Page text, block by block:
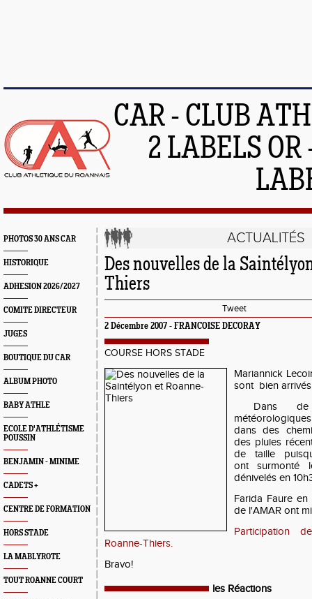
CAR - CLUB
2 LABELS
PHOTOS 30 ANS CAR
HISTORIQUE
ADHESION 2026/2027
COMITE DIRECTEUR
JUGES
BOUTIQUE DU CAR
ALBUM PHOTO
BABY ATHLE
ECOLE D'ATHLÉTISME
POUSSIN
BENJAMIN - MINIME
CADETS +
CENTRE DE FORMATION
HORS STADE
LA MABLYROTE
TOUT ROANNE COURT
ACTUALITÉS
Des nouvelles de la
Thiers
Tweet
2 Décembre 2007 - FRANCOISE DECORAY
COURSE HORS STADE
Mariannick
sont bien
Dans de
dans des
des pluies
de taille
ont surmonté
dénivelés en
Farida Faure en
de l'AMAR ont
Participation
Roanne-Thiers.
Bravo!
les Réactions